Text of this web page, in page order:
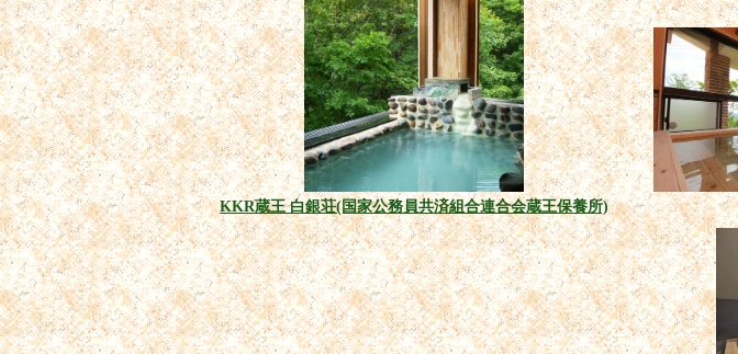
KKR蔵王 白銀荘(国家公務員共済組合連合会蔵王保養所)